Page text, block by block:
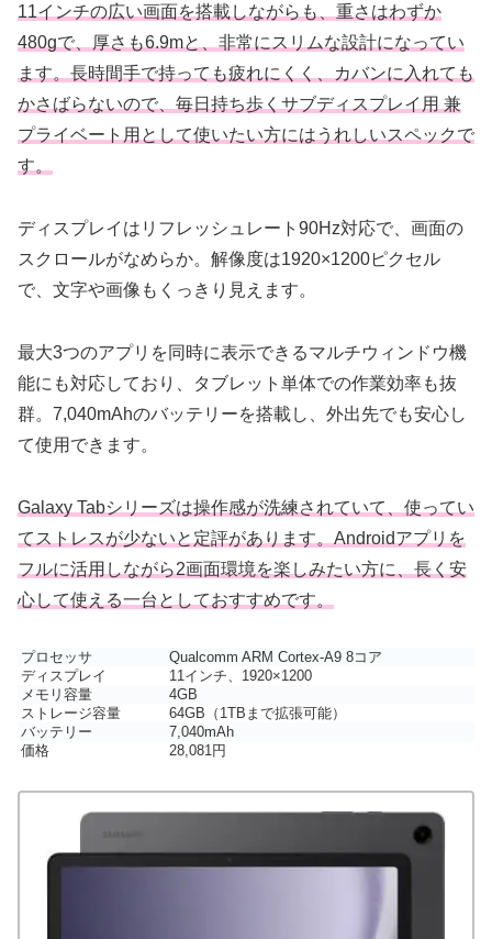
11インチの広い画面を搭載しながらも、重さはわずか
480gで、厚さも6.9mと、非常にスリムな設計になってい
ます。長時間手で持っても疲れにくく、カバンに入れても
かさばらないので、毎日持ち歩くサブディスプレイ用 兼
プライベート用として使いたい方にはうれしいスペックで
す。
ディスプレイはリフレッシュレート90Hz対応で、画面の
スクロールがなめらか。解像度は1920×1200ピクセル
で、文字や画像もくっきり見えます。
最大3つのアプリを同時に表示できるマルチウィンドウ機
能にも対応しており、タブレット単体での作業効率も抜
群。7,040mAhのバッテリーを搭載し、外出先でも安心し
て使用できます。
Galaxy Tabシリーズは操作感が洗練されていて、使ってい
てストレスが少ないと定評があります。Androidアプリを
フルに活用しながら2画面環境を楽しみたい方に、長く安
心して使える一台としておすすめです。
プロセッサ
Qualcomm ARM Cortex-A9 8コア
ディスプレイ
11インチ、1920×1200
メモリ容量
4GB
ストレージ容量
64GB（1TBまで拡張可能）
バッテリー
7,040mAh
価格
28,081円